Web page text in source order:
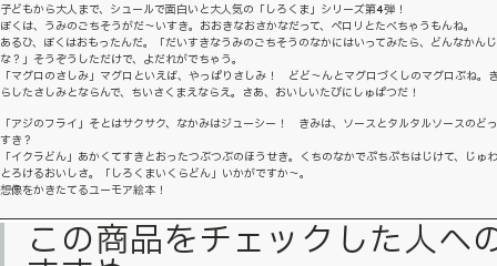
子どもから大人まで、シュールで面白いと大人気の「しろくま」シリーズ第4弾！
ぼくは、うみのごちそうがだ～いすき。おおきなおさかなだって、ペロリとたべちゃうもんね。
あるひ、ぼくはおもったんだ。「だいすきなうみのごちそうのなかにはいってみたら、どんなかん
な？」そうぞうしただけで、よだれがでちゃう。
「マグロのさしみ」マグロといえば、やっぱりさしみ！ どど～んとマグロづくしのマグロぶね。
らしたさしみとならんで、ちいさくまえならえ。さあ、おいしいたびにしゅぱつだ！
「アジのフライ」そとはサクサク、なかみはジューシー！ きみは、ソースとタルタルソースのど
すき？
「イクラどん」あかくてすきとおったつぶつぶのほうせき。くちのなかでぷちぷちはじけて、じゅ
とろけるおいしさ。「しろくまいくらどん」いかがですか～。
想像をかきたてるユーモア絵本！
この商品をチェックした人へ